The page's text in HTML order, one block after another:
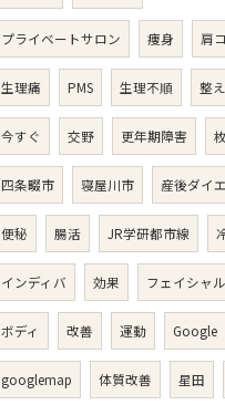
プライベートサロン 痩身 肩
生理痛 PMS 生理不順 整
今すぐ 交野 更年期障害
四条畷市 寝屋川市 産後ダイ
便秘 腸活 JR学研都市線
インディバ 効果 フェイシャル
ボディ 改善 運動 Google
googlemap 体質改善 星田